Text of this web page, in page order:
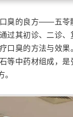
臭的良方——五苓
过其初诊、二诊
口臭的方法与效果
等中药材组成，